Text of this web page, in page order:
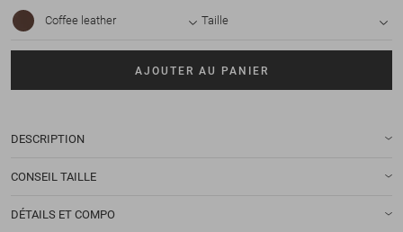
Coffee leather Taille
AJOUTER AU PANIER
DESCRIPTION
CONSEIL TAILLE
DÉTAILS ET COMPO